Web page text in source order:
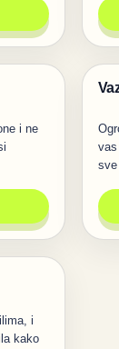
i ne
Igre
sve
i
kako